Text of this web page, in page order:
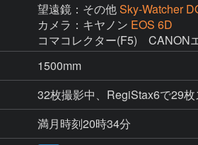
望遠鏡：その他Sky-Watcher
カメラ：キヤノン EOS 6D
コマコレクター(F5)　CANON
1500mm
32枚撮影中、RegiStax6で29
満月時刻20時34分